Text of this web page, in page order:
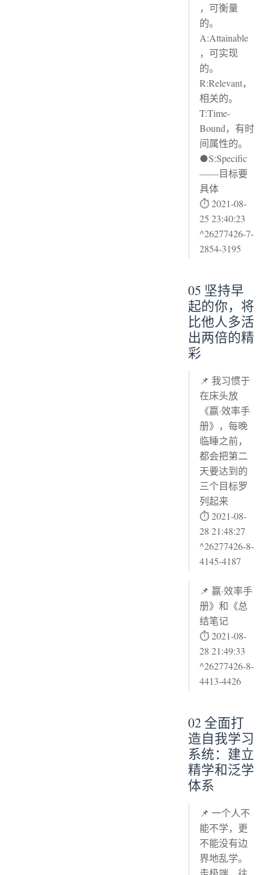
，可衡量
的。
A:Attainable
，可实现
的。
R:Relevant，
相关的。
T:Time-
Bound，有时
间属性的。
●S:Specific
——目标要
具体
⏱ 2021-08-
25 23:40:23
^26277426-7-
2854-3195
05 坚持早
起的你，将
比他人多活
出两倍的精
彩
📌 我习惯于
在床头放
《赢·效率手
册》，每晚
临睡之前，
都会把第二
天要达到的
三个目标罗
列起来
⏱ 2021-08-
28 21:48:27
^26277426-8-
4145-4187
📌 赢·效率手
册》和《总
结笔记
⏱ 2021-08-
28 21:49:33
^26277426-8-
4413-4426
02 全面打
造自我学习
系统：建立
精学和泛学
体系
📌 一个人不
能不学，更
不能没有边
界地乱学。